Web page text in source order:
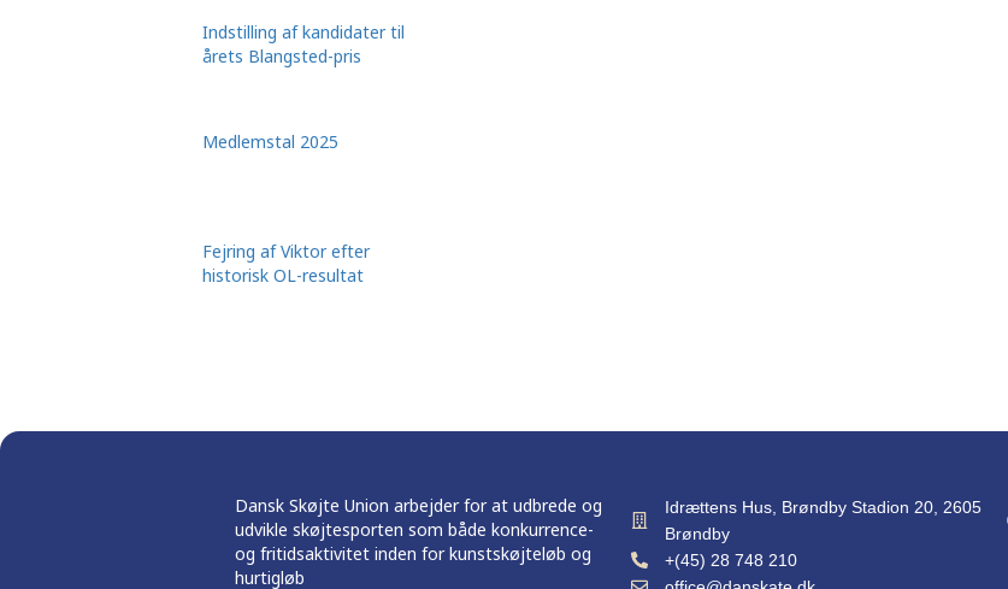
Indstilling af kandidater til
årets Blangsted-pris
Medlemstal 2025
Fejring af Viktor efter
historisk OL-resultat
Dansk Skøjte Union arbejder for at udbrede og
udvikle skøjtesporten som både konkurrence-
og fritidsaktivitet inden for kunstskøjteløb og
hurtigløb
Idrættens Hus, Brøndby Stadion 20, 2605
Brøndby
+(45) 28 748 210